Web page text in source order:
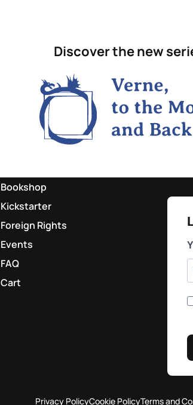
Discover the new
Bookshop
Kickstarter
Foreign Rights
Events
FAQ
Cart
Privacy PolicyCookie PolicyTerms and